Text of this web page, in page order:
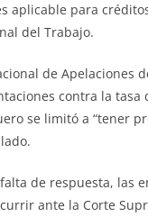
aplicable para
del Trabajo.
de Apelaciones
contra la tasa
se limitó a “tener
de respuesta, las
ante la Corte